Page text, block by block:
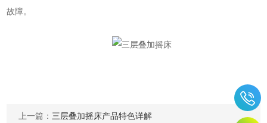
故障。
上一篇： 三层叠加摇床产品特色详解